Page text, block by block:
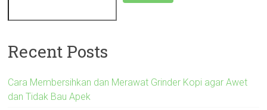
Recent Posts
Cara Membersihkan dan Merawat Grinder Kopi agar Awet
dan Tidak Bau Apek